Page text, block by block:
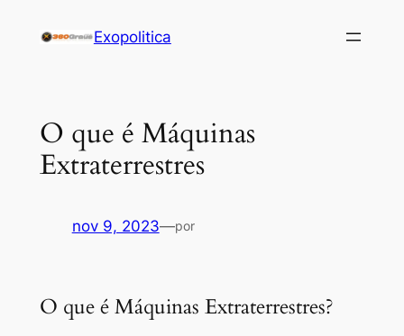
Exopolitica
O que é Máquinas
Extraterrestres
nov 9, 2023—por
O que é Máquinas Extraterrestres?